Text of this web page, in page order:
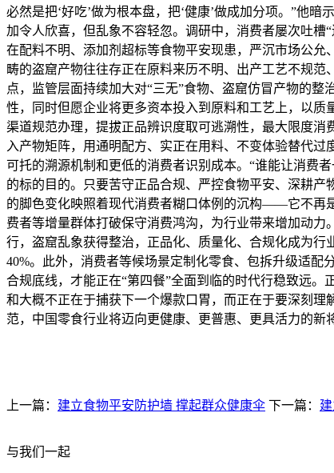
必然是把‘好吃’做为根本盘，把‘健康’做成加分项。”他
加令人欣喜，但乱象不容轻忽。调研中，消费者屡次吐槽
在配料不明、添加剂超标等食物平安现患，严沉市场公
畴的盗窟产物往往存正在原料来历不明、出产工艺不规
点，监管层面持续加大对“三无”食物、盗窟仿冒产物的
性，同时但愿企业将更多资本投入到原料和工艺上，以
渠道规范办理，提拔正品辨识度取可逃溯性，最大限度
入产物矩阵，用通明配方、实正在用料、不变体验替代
可托的溯源机制和更低的消费者识别成本。“谁能让消费
的标的目的。只要苦守正品合规、严控食物平安、深耕
的脚色变化映照着现代消费者糊口体例的沉构——它不再
费者等增量群体打破保守消费鸿沟，为行业带来增加动
行，盗窟乱象获得整治，正品化、质量化、合规化成为
40%。此外，消费者等候场景定制化零食、包拆升级适
合规底线，才能正在“第四餐”全面到临的时代行稳致远
和大概不正在于捕获下一个爆款口胃，而正在于要深刻
范，中国零食行业将迈向更健康、更普惠、更具活力的新
上一篇： 建立食物平安防护墙 撑起群众健康伞 下一篇：
与我们一起